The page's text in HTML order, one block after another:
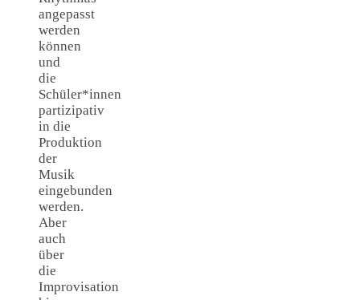
angepasst
werden
können
und
die
Schüler*innen
partizipativ
in die
Produktion
der
Musik
eingebunden
werden.
Aber
auch
über
die
Improvisation